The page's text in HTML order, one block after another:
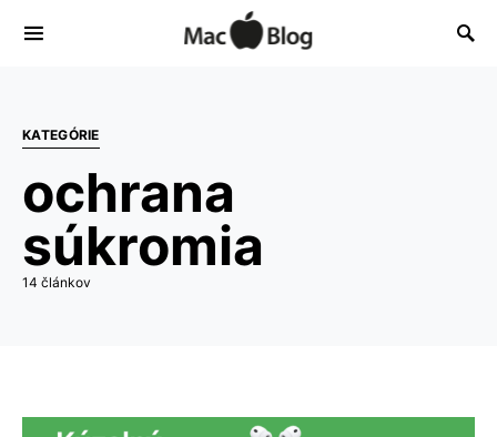
KATEGÓRIE
ochrana
súkromia
14 článkov